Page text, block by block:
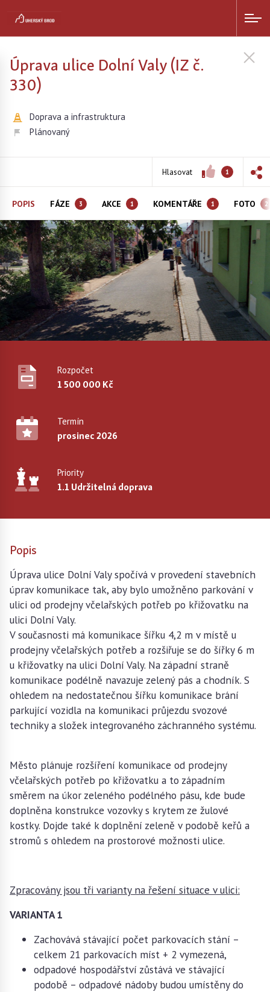
Úprava ulice Dolní Valy (IZ č.
330)
Doprava a infrastruktura
Plánovaný
Hlasovat 1
POPIS FÁZE 3 AKCE 1 KOMENTÁŘE 1 FOTO 2
Rozpočet
1 500 000 Kč
Termín
prosinec 2026
Priority
1.1 Udržitelná doprava
Popis
Úprava ulice Dolní Valy spočívá v provedení stavebních
úprav komunikace tak, aby bylo umožněno parkování v
ulici od prodejny včelařských potřeb po křižovatku na
ulici Dolní Valy.
V současnosti má komunikace šířku 4,2 m v místě u
prodejny včelařských potřeb a rozšiřuje se do šířky 6 m
u křižovatky na ulici Dolní Valy. Na západní straně
komunikace podélně navazuje zelený pás a chodník. S
ohledem na nedostatečnou šířku komunikace brání
parkující vozidla na komunikaci průjezdu svozové
techniky a složek integrovaného záchranného systému.
Město plánuje rozšíření komunikace od prodejny
včelařských potřeb po křižovatku a to západním
směrem na úkor zeleného podélného pásu, kde bude
doplněna konstrukce vozovky s krytem ze žulové
kostky. Dojde také k doplnění zeleně v podobě keřů a
stromů s ohledem na prostorové možnosti ulice.
Zpracovány jsou tři varianty na řešení situace v ulici:
VARIANTA 1
Zachovává stávající počet parkovacích stání –
celkem 21 parkovacích míst + 2 vymezená,
odpadové hospodářství zůstává ve stávající
podobě – odpadové nádoby budou umístěny do